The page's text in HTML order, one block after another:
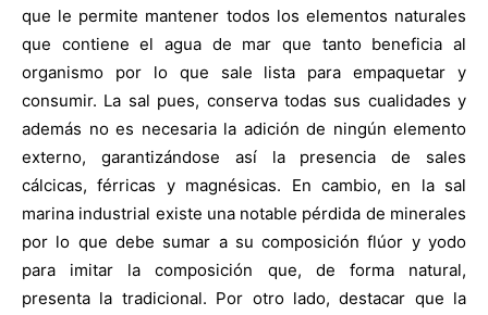
que le permite mantener todos los elementos naturales
que contiene el agua de mar que tanto beneficia al
organismo por lo que sale lista para empaquetar y
consumir. La sal pues, conserva todas sus cualidades y
además no es necesaria la adición de ningún elemento
externo, garantizándose así la presencia de sales
cálcicas, férricas y magnésicas. En cambio, en la sal
marina industrial existe una notable pérdida de minerales
por lo que debe sumar a su composición flúor y yodo
para imitar la composición que, de forma natural,
presenta la tradicional. Por otro lado, destacar que la